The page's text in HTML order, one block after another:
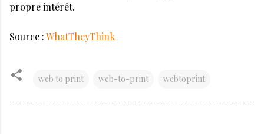
propre intérêt.
Source :WhatTheyThink
web to print web-to-print webtoprint